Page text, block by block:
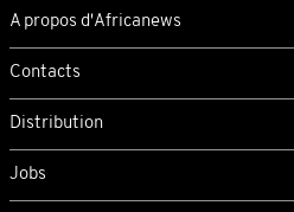
A propos d'Africanews
Contacts
Distribution
Jobs